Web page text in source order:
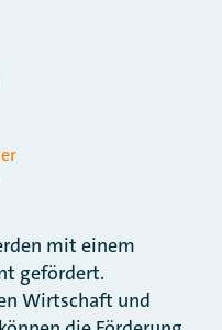
mit einem
gefördert.
Wirtschaft und